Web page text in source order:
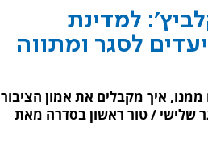
למדינת
לסגר ומתווה
ממנו, איך מקבלים את אמון הציבור
שלישי / טור ראשון בסדרה מאת